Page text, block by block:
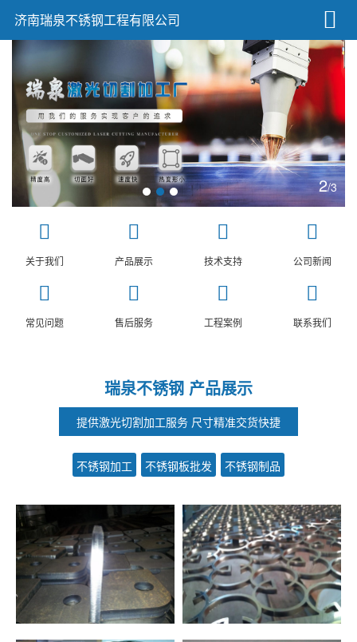
济南瑞泉不锈钢工程有限公司
2/3
关于我们 产品展示 技术支持 公司新闻
常见问题 售后服务 工程案例 联系我们
瑞泉不锈钢 产品展示
提供激光切割加工服务 尺寸精准交货快捷
不锈钢加工 不锈钢板批发 不锈钢制品